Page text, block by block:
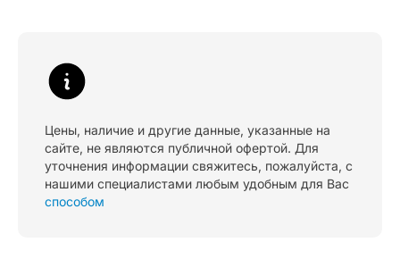
Цены, наличие и другие данные, указанные на
сайте, не являются публичной офертой. Для
уточнения информации свяжитесь, пожалуйста, с
нашими специалистами любым удобным для Вас
способом